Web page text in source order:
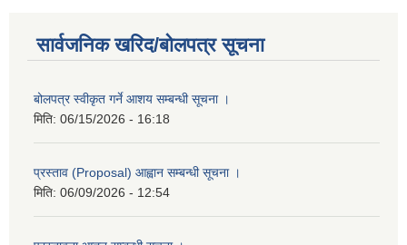
सार्वजनिक खरिद/बोलपत्र सूचना
बोलपत्र स्वीकृत गर्ने आशय सम्बन्धी सूचना ।
मिति: 06/15/2026 - 16:18
प्रस्ताव (Proposal) आह्वान सम्बन्धी सूचना ।
मिति: 06/09/2026 - 12:54